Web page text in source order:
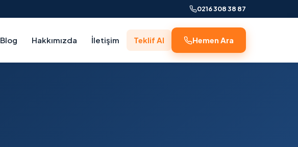
0216 308 38 87
Blog Hakkımızda İletişim Teklif Al Hemen Ara